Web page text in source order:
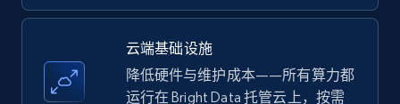
Amazon products - find products by using
云端基础设施
降低硬件与维护成本——所有算力都
运行在 Bright Data 托管云上，按需